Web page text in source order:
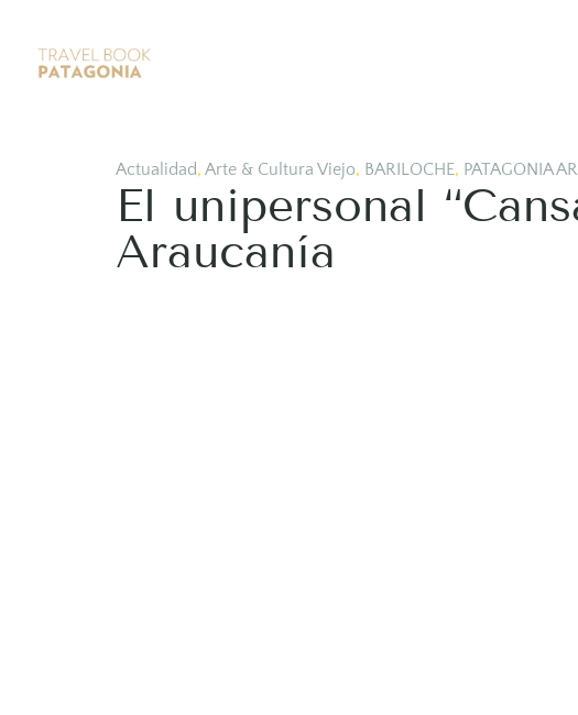
Actualidad, Arte & Cultura Viejo, BARILOCHE, PATAGONIA
El unipersonal
Araucanía